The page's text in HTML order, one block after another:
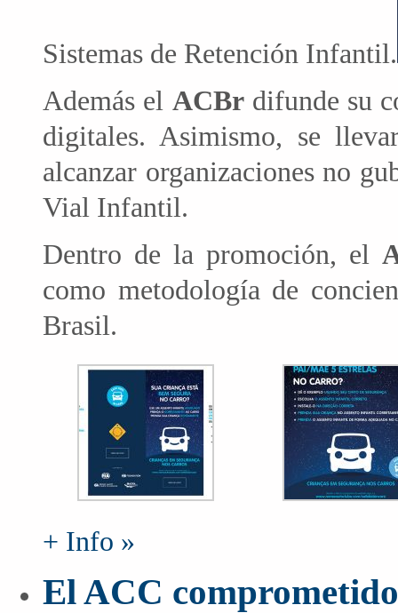
Sistemas de Retención Infantil.
Además el ACBrdifunde su
digitales. Asimismo, se
alcanzar organizaciones no
Vial Infantil.
Dentro de la promoción, el
como metodología de
Brasil.
+ Info »
El ACC